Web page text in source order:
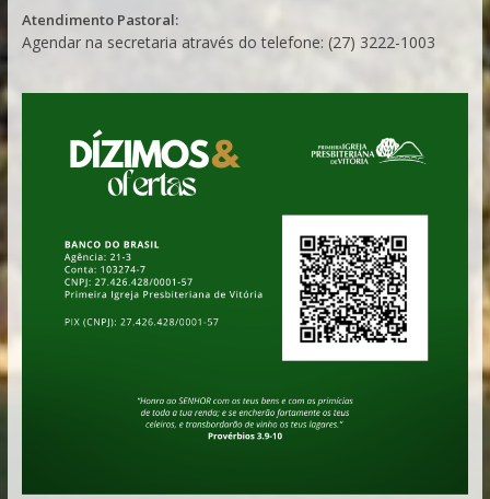
Atendimento Pastoral:
Agendar na secretaria através do telefone: (27) 3222-1003